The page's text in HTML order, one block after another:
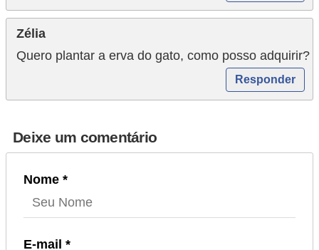
Zélia
Quero plantar a erva do gato, como posso adquirir?
Responder
Deixe um comentário
Nome *
E-mail *
a
e
t
i
R
é
p